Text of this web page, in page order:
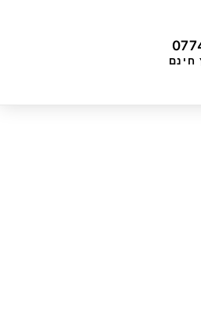
חינם